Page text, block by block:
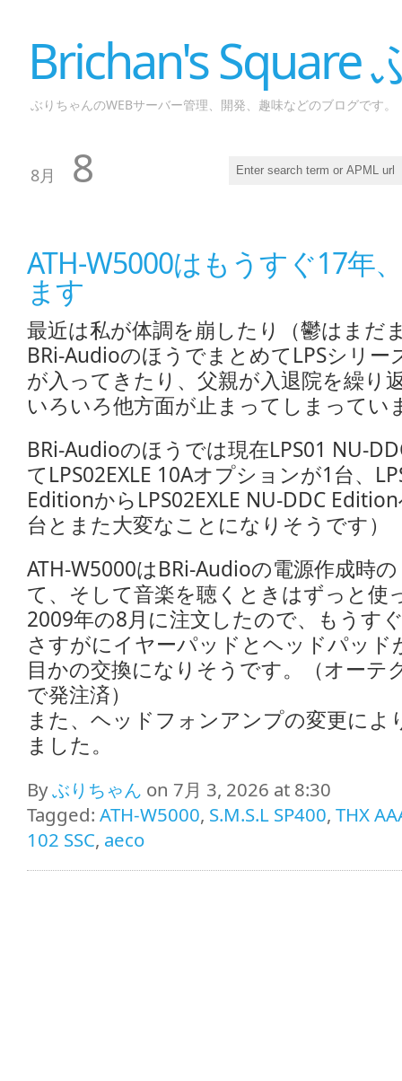
Brichan's Square
ぶりちゃんのWEBサーバー管理、開発、趣味などのブログです。
8月 8
ATH-W5000はもうすぐ17年
ます
最近は私が体調を崩したり（鬱はまだ
BRi-AudioのほうでまとめてLPSシリー
が入ってきたり、父親が入退院を繰り
いろいろ他方面が止まってしまってい
BRi-Audioのほうでは現在LPS01 NU-
てLPS02EXLE 10Aオプションが1台、
EditionからLPS02EXLE NU-DDC
台とまた大変なことになりそうです）
ATH-W5000はBRi-Audioの電源作成時
て、そして音楽を聴くときはずっと使
2009年の8月に注文したので、もうす
さすがにイヤーパッドとヘッドパッ
目かの交換になりそうです。（オーテ
で発注済）
また、ヘッドフォンアンプの変更によ
ました。
Byぶりちゃん on 7月 3, 2026 at 8:30
Tagged: ATH-W5000, S.M.S.L SP400, THX
102 SSC, aeco